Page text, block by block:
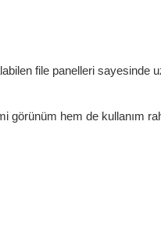
file panelleri sayesinde
görünüm hem de kullanım